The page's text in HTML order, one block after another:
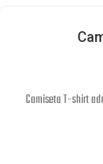
Camiseta T-shirt